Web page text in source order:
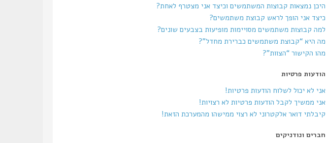
היכן נמצאות קבוצות המשתמשים וכיצד אני מצטרף לאחת?
כיצד אני הופך לראש קבוצת משתמשים?
למה קבוצות משתמשים מסויימות מופיעות בצבעים שונים?
מה היא “קבוצת משתמשים כברירת מחדל”?
מהו הקישור “הצוות”?
הודעות פרטיות
אני לא יכול לשלוח הודעות פרטיות!
אני ממשיך לקבל הודעות פרטיות לא רצויות!
קיבלתי דואר אלקטרוני לא רצוי ממישהו מהמערכת הזאת!
חברים ונודניקים